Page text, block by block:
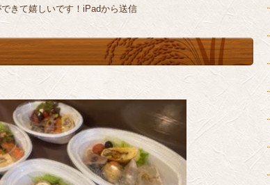
きて嬉しいです！iPadから送信